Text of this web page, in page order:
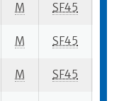
M SF45
M SF45
M SF45